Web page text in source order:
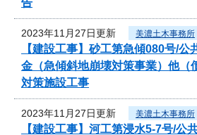
2023年11月27日更新 美濃土木事務所
【建設工事】砂工第急傾080号/
金（急傾斜地崩壊対策事業）他（
対策施設工事
2023年11月27日更新 美濃土木事務所
【建設工事】河工第浸水5-7号/